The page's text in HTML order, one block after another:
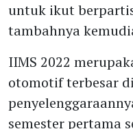
untuk ikut
tambahnya
IIMS 2022
otomotif terbesar
semester pertama